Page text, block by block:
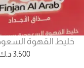
خليط القهوة
3.500